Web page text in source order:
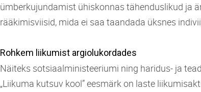
ümberkujundamist ühiskonnas tähenduslikud ja
rääkimisviisid, mida ei saa taandada üksnes
Rohkem liikumist argiolukordades
Näiteks sotsiaalministeeriumi ning haridus- ja
„Liikuma kutsuv kool” eesmärk on laste